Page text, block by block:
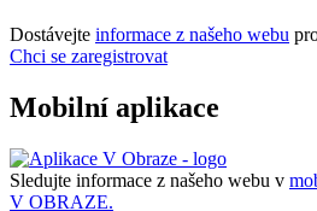
Dostávejte informace z našeho webu
Chci se zaregistrovat
Mobilní aplikace
Sledujte informace z našeho webu v
V OBRAZE.